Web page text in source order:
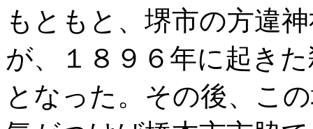
もともと、堺市の方違
が、１８９６年に起き
となった。その後、こ